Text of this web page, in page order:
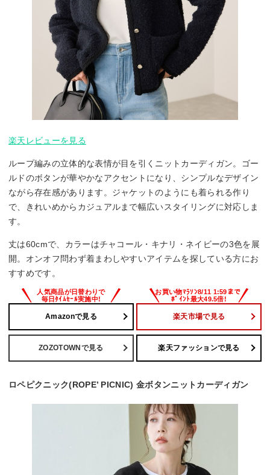
楽天レビューを見る
ループ編みの立体的な表情が目を引くニットカーディガン。ゴー
ルドのボタンが華やかなアクセントになり、シンプルなデザイン
ながら存在感があります。ジャケットのようにも着られる作り
で、きれいめからカジュアルまで幅広いスタイリングに対応しま
す。
丈は60cmで、カラーはチャコール・キナリ・ネイビーの3色を展
開。オンオフ問わず着まわしやすいアイテムを探している方にお
すすめです。
Amazonで見る 楽天市場で見る
ZOZOTOWNで見る 楽天ファッションで見る
ロペピクニック(ROPE’ PICNIC) 金ボタンニットカーディガン